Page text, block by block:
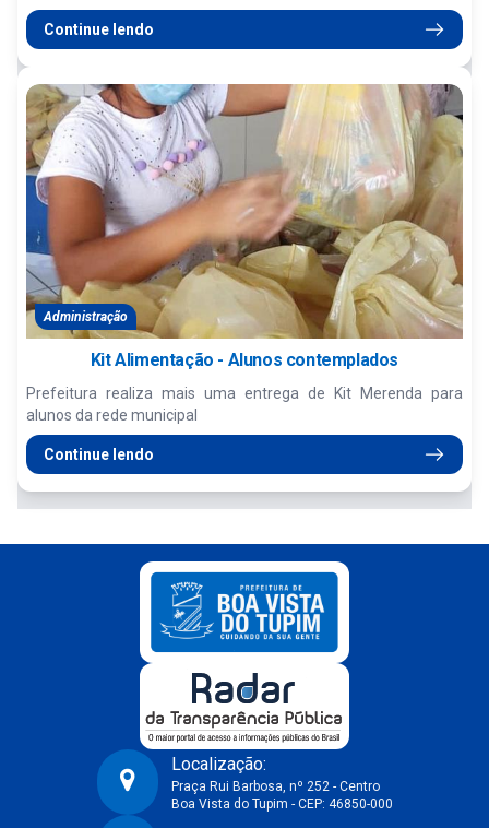
Continue lendo
Administração
Kit Alimentação - Alunos contemplados
Prefeitura realiza mais uma entrega de Kit Merenda para
alunos da rede municipal
Continue lendo
Prefeitura Municipal de Boa Vista do Tupim-BA
Localização:
Praça Rui Barbosa, nº 252 - Centro
Boa Vista do Tupim - CEP: 46850-000